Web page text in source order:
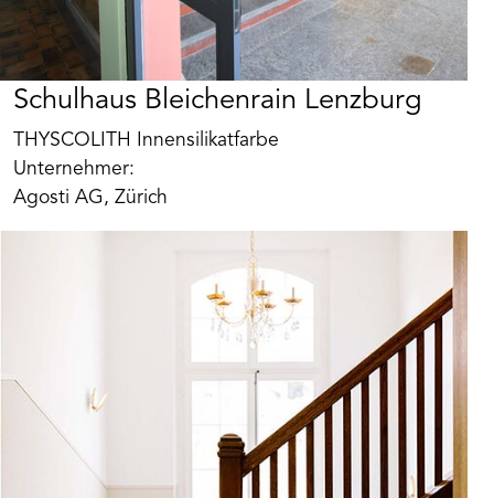
Verarbeitungsfreundliche, anwendungsfertige
Leimfarbe für wischfeste Anstriche im
Innenbereich, z.B. an Decken. BEECK Leimfarbe
lässt sich bei Bedarf jederzeit mit Wasser wieder
entfernen. Reversible Innenanstriche sind
praktisch, da sich über die Jahrzehnte keine
abblätternden Anstrichschwarten aufbauen
infolge von Renovierungsanstrichen.
Schmutzanhaftungen, Schadstoffe, Rußfahnen
usw. werden zusammen mit dem alten Anstrich
entfernt. In der
Produkt merken
Schulhaus Bleichenrain Lenzburg
THYSCOLITH Innensilikatfarbe
Unternehmer:
Agosti AG, Zürich